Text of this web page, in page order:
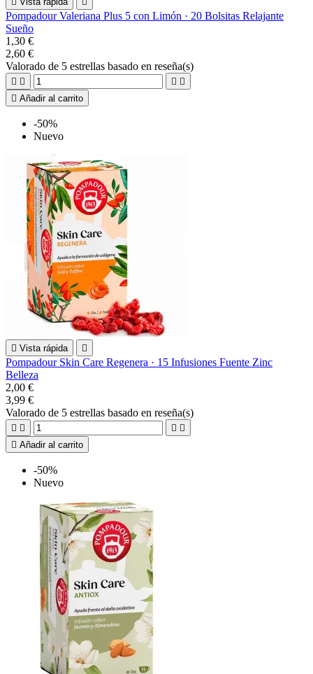
Pompadour Valeriana Plus 5 con Limón · 20 Bolsitas Relajante
Sueño
1,30 €
2,60 €
Valorado de 5 estrellas basado en reseña(s)
   
 Añadir al carrito
-50%
Nuevo
 Vista rápida 
Pompadour Skin Care Regenera · 15 Infusiones Fuente Zinc
Belleza
2,00 €
3,99 €
Valorado de 5 estrellas basado en reseña(s)
   
 Añadir al carrito
-50%
Nuevo